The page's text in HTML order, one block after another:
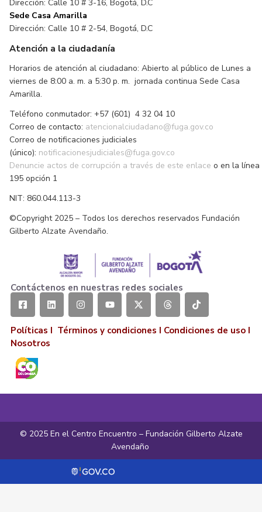
Dirección: Calle 10 # 3-16, Bogotá, D.C
Sede Casa Amarilla
Dirección: Calle 10 # 2-54, Bogotá, D.C
Atención a la ciudadanía
Horarios de atención al ciudadano: Abierto al público de Lunes a
viernes de 8:00 a. m. a 5:30 p. m. jornada continua Sede Casa
Amarilla.
Teléfono conmutador: +57 (601) 4 32 04 10
Correo de contacto: atencionalciudadano@fuga.gov.co
Correo de notificaciones judiciales
(único): notificacionesjudiciales@fuga.gov.co
Denuncie actos de corrupción a través de este enlace o en la línea
195 opción 1
NIT: 860.044.113-3
©Copyright 2025 – Todos los derechos reservados Fundación
Gilberto Alzate Avendaño.
Contáctenos en nuestras redes sociales
Políticas I Términos y condiciones I Condiciones de uso I
Nosotros
© 2025 En el Centro Encuentro – Fundación Gilberto Alzate
Avendaño